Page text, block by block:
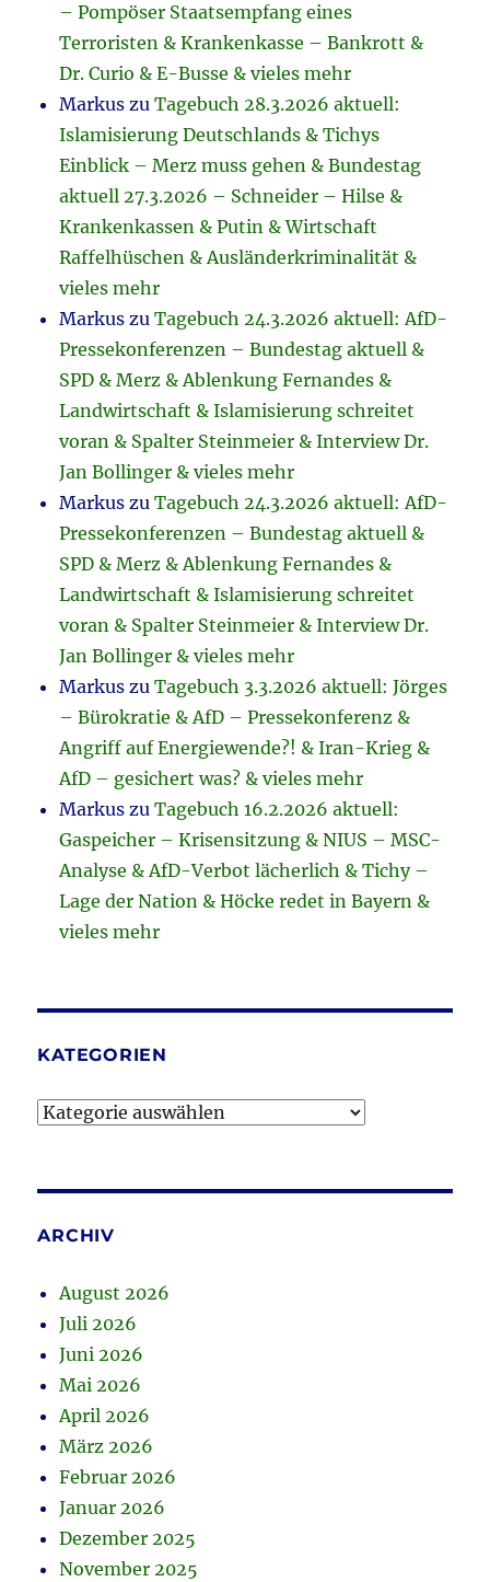
– Pompöser Staatsempfang eines
Terroristen & Krankenkasse – Bankrott &
Dr. Curio & E-Busse & vieles mehr
Markus zuTagebuch 28.3.2026 aktuell:
Islamisierung Deutschlands & Tichys
Einblick – Merz muss gehen & Bundestag
aktuell 27.3.2026 – Schneider – Hilse &
Krankenkassen & Putin & Wirtschaft
Raffelhüschen & Ausländerkriminalität &
vieles mehr
Markus zuTagebuch 24.3.2026 aktuell: AfD-
Pressekonferenzen – Bundestag aktuell &
SPD & Merz & Ablenkung Fernandes &
Landwirtschaft & Islamisierung schreitet
voran & Spalter Steinmeier & Interview Dr.
Jan Bollinger & vieles mehr
Markus zuTagebuch 24.3.2026 aktuell: AfD-
Pressekonferenzen – Bundestag aktuell &
SPD & Merz & Ablenkung Fernandes &
Landwirtschaft & Islamisierung schreitet
voran & Spalter Steinmeier & Interview Dr.
Jan Bollinger & vieles mehr
Markus zuTagebuch 3.3.2026 aktuell: Jörges
– Bürokratie & AfD – Pressekonferenz &
Angriff auf Energiewende?! & Iran-Krieg &
AfD – gesichert was? & vieles mehr
Markus zuTagebuch 16.2.2026 aktuell:
Gaspeicher – Krisensitzung & NIUS – MSC-
Analyse & AfD-Verbot lächerlich & Tichy –
Lage der Nation & Höcke redet in Bayern &
vieles mehr
KATEGORIEN
Kategorien
ARCHIV
August 2026
Juli 2026
Juni 2026
Mai 2026
April 2026
März 2026
Februar 2026
Januar 2026
Dezember 2025
November 2025